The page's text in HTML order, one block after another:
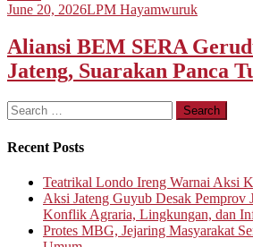
June 20, 2026LPM Hayamwuruk
Aliansi BEM SERA
Jateng, Suarakan Panca
Search
for:
Recent Posts
Teatrikal Londo Ireng Warnai Aksi
Aksi Jateng Guyub Desak Pemprov
Konflik Agraria, Lingkungan, dan
Protes MBG, Jejaring Masyarakat